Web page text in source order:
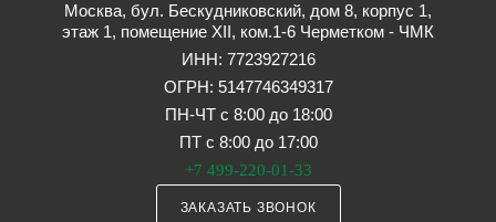
Москва, бул. Бескудниковский, дом 8, корпус 1,
этаж 1, помещение XII, ком.1-6 Черметком - ЧМК
ИНН: 7723927216
ОГРН: 5147746349317
ПН-ЧТ с 8:00 до 18:00
ПТ с 8:00 до 17:00
+7 499-220-01-33
ЗАКАЗАТЬ ЗВОНОК